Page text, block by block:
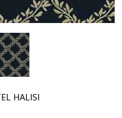
HALISI